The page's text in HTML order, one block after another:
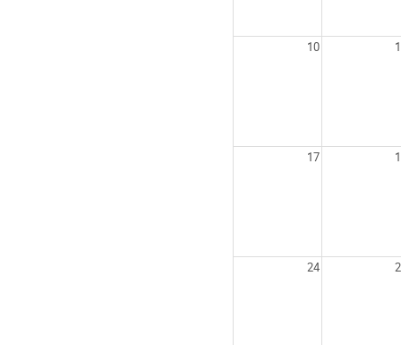
10
17
24